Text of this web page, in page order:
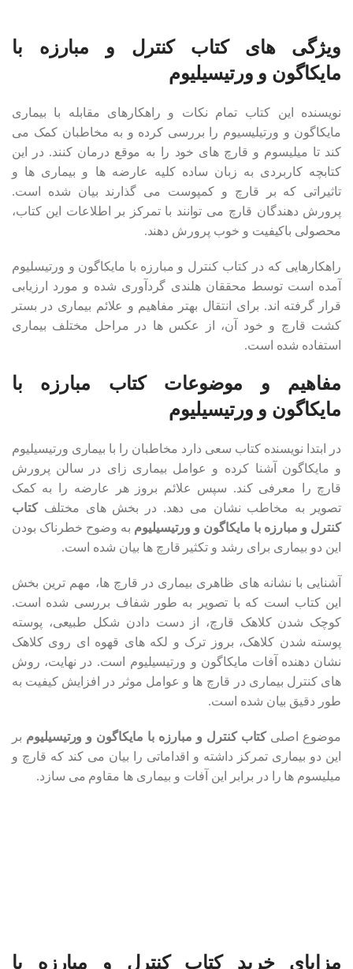
ویژگی های کتاب کنترل و مبارزه با
مایکاگون و ورتیسیلیوم
نویسنده این کتاب تمام نکات و راهکارهای مقابله با بیماری
مایکاگون و ورتیلیسیوم را بررسی کرده و به مخاطبان کمک می
کند تا میلیسوم و قارچ های خود را به موقع درمان کنند. در این
کتابچه کاربردی به زبان ساده کلیه عارضه ها و بیماری ها و
تاثیراتی که بر قارچ و کمپوست می گذارند بیان شده است.
پرورش دهندگان قارچ می توانند با تمرکز بر اطلاعات این کتاب،
محصولی باکیفیت و خوب پرورش دهند.
راهکارهایی که در کتاب کنترل و مبارزه با مایکاگون و ورتیسلیوم
آمده است توسط محققان هلندی گردآوری شده و مورد ارزیابی
قرار گرفته اند. برای انتقال بهتر مفاهیم و علائم بیماری در بستر
کشت قارچ و خود آن، از عکس ها در مراحل مختلف بیماری
استفاده شده است.
مفاهیم و موضوعات کتاب مبارزه با
مایکاگون و ورتیسیلیوم
در ابتدا نویسنده کتاب سعی دارد مخاطبان را با بیماری ورتیسیلیوم
و مایکاگون آشنا کرده و عوامل بیماری زای در سالن پرورش
قارچ را معرفی کند. سپس علائم بروز هر عارضه را به کمک
تصویر به مخاطب نشان می دهد. در بخش های مختلفکتاب
کنترل و مبارزه با مایکاگون و ورتیسیلیوم به وضوح خطرناک بودن
این دو بیماری برای رشد و تکثیر قارچ ها بیان شده است.
آشنایی با نشانه های ظاهری بیماری در قارچ ها، مهم ترین بخش
این کتاب است که با تصویر به طور شفاف بررسی شده است.
کوچک شدن کلاهک قارچ، از دست دادن شکل طبیعی، پوسته
پوسته شدن کلاهک، بروز ترک و لکه های قهوه ای روی کلاهک
نشان دهنده آفات مایکاگون و ورتیسیلیوم است. در نهایت، روش
های کنترل بیماری در قارچ ها و عوامل موثر در افزایش کیفیت به
طور دقیق بیان شده است.
موضوع اصلی کتاب کنترل و مبارزه با مایکاگون و ورتیسیلیوم بر
این دو بیماری تمرکز داشته و اقداماتی را بیان می کند که قارچ و
میلیسوم ها را در برابر این آفات و بیماری ها مقاوم می سازد.
مزایای خرید کتاب کنترل و مبارزه با